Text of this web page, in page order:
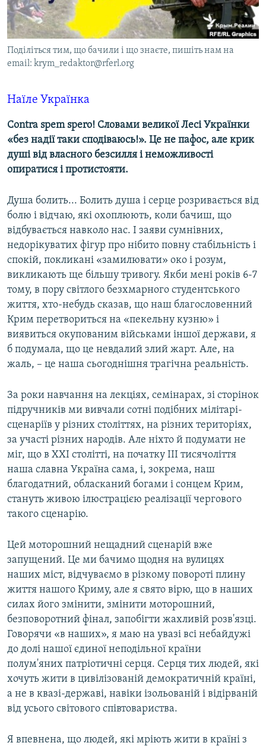
ВІДЕОУРОКИ «ELIFBE»
СВІДЧЕННЯ ОКУПАЦІЇ
УКРАЇНСЬКА ПРОБЛЕМА КРИМУ
Русский
Qırımtatar
Усі сайти RFE/RL
Поділіться тим, що бачили і що знаєте, пишіть нам на
email: krym_redaktor@rferl.org
Наїле Українка
Contra spem spero! Словами великої Лесі Українки
«без надії таки сподіваюсь!». Це не пафос, але крик
душі від власного безсилля і неможливості
опиратися і протистояти.
Душа болить... Болить душа і серце розривається від
болю і відчаю, які охоплюють, коли бачиш, що
відбувається навколо нас. І заяви сумнівних,
недорікуватих фігур про нібито повну стабільність і
спокій, покликані «замилювати» око і розум,
викликають ще більшу тривогу. Якби мені років 6-7
тому, в пору світлого безхмарного студентського
життя, хто-небудь сказав, що наш благословенний
Крим перетвориться на «пекельну кузню» і
виявиться окупованим військами іншої держави, я
б подумала, що це невдалий злий жарт. Але, на
жаль, – це наша сьогоднішня трагічна реальність.
За роки навчання на лекціях, семінарах, зі сторінок
підручників ми вивчали сотні подібних мілітарі-
сценаріїв у різних століттях, на різних територіях,
за участі різних народів. Але ніхто й подумати не
міг, що в XXI столітті, на початку III тисячоліття
наша славна Україна сама, і, зокрема, наш
благодатний, обласканий богами і сонцем Крим,
стануть живою ілюстрацією реалізації чергового
такого сценарію.
Цей моторошний нещадний сценарій вже
запущений. Це ми бачимо щодня на вулицях
наших міст, відчуваємо в різкому повороті плину
життя нашого Криму, але я свято вірю, що в наших
силах його змінити, змінити моторошний,
безповоротний фінал, запобігти жахливій розв'язці.
Говорячи «в наших», я маю на увазі всі небайдужі
до долі нашої єдиної неподільної країни
полум'яних патріотичні серця. Серця тих людей, які
хочуть жити в цивілізованій демократичній країні,
а не в квазі-державі, навіки ізольованій і відірваній
від усього світового співтовариства.
Я впевнена, що людей, які мріють жити в країні з